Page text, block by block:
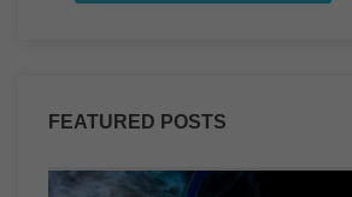
FEATURED POSTS